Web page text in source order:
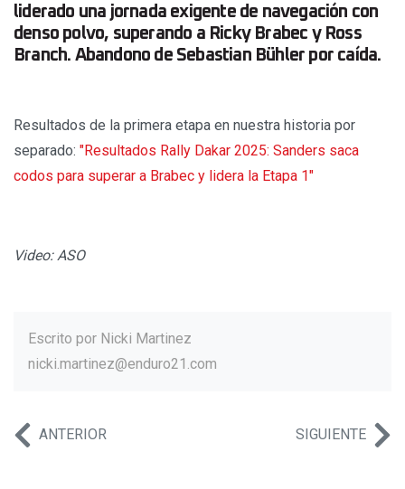
liderado una jornada exigente de navegación con
denso polvo, superando a Ricky Brabec y Ross
Branch. Abandono de Sebastian Bühler por caída.
Resultados de la primera etapa en nuestra historia por
separado: "Resultados Rally Dakar 2025: Sanders saca
codos para superar a Brabec y lidera la Etapa 1"
Video: ASO
Escrito por Nicki Martinez
nicki.martinez@enduro21.com
ANTERIOR SIGUIENTE